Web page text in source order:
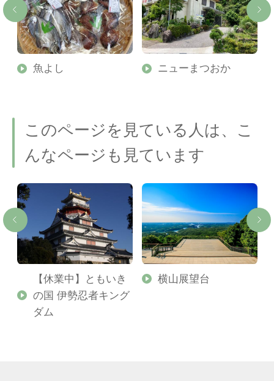
魚よし ニューまつおか
このページを見ている人は、こ
んなページも見ています
【休業中】ともいき
の国 伊勢忍者キング
ダム
横山展望台